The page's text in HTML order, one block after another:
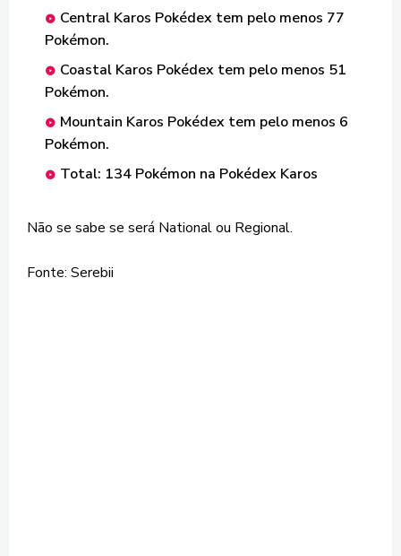
Central Karos Pokédex tem pelo menos 77
Pokémon.
Coastal Karos Pokédex tem pelo menos 51
Pokémon.
Mountain Karos Pokédex tem pelo menos 6
Pokémon.
Total: 134 Pokémon na Pokédex Karos
Não se sabe se será National ou Regional.
Fonte: Serebii